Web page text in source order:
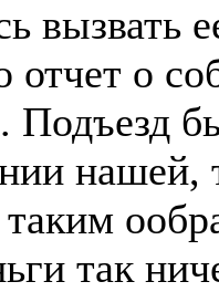
вызвать
отчет о
Подъезд
нашей,
таким
так